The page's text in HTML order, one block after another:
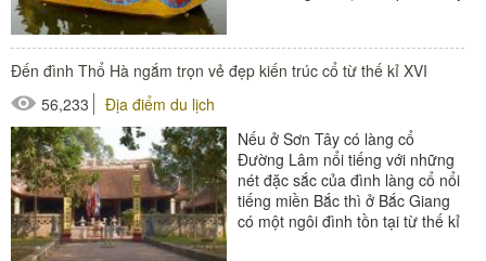
Đến đình Thổ Hà ngắm trọn vẻ đẹp kiến trúc cổ từ thế kỉ XVI
56,233
Địa điểm du lịch
Nếu ở Sơn Tây có làng cổ
Đường Lâm nổi tiếng với những
nét đặc sắc của đình làng cổ nổi
tiếng miền Bắc thì ở Bắc Giang
có một ngôi đình tồn tại từ thế kỉ